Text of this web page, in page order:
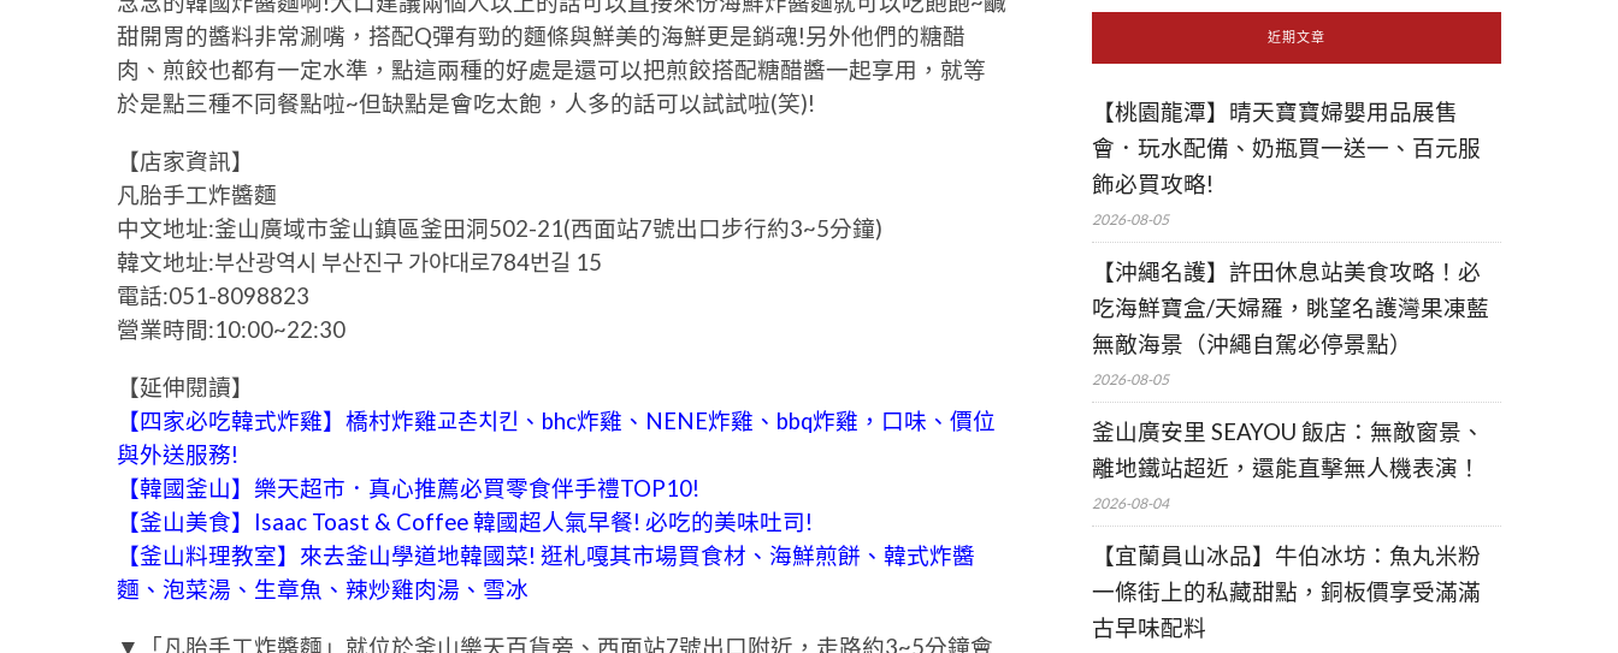
甜開胃的醬料非常涮嘴，搭配Q彈有勁的麵條與鮮美的海鮮更是銷魂!另外他們的糖醋
肉、煎餃也都有一定水準，點這兩種的好處是還可以把煎餃搭配糖醋醬一起享用，就等
於是點三種不同餐點啦~但缺點是會吃太飽，人多的話可以試試啦(笑)!
【店家資訊】
凡胎手工炸醬麵
中文地址:釜山廣域市釜山鎮區釜田洞502-21(西面站7號出口步行約3~5分鐘)
韓文地址:부산광역시 부산진구 가야대로784번길 15
電話:051-8098823
營業時間:10:00~22:30
【延伸閱讀】
【四家必吃韓式炸雞】橋村炸雞교촌치킨、bhc炸雞、NENE炸雞、bbq炸雞，口味、價位
與外送服務!
【韓國釜山】樂天超市．真心推薦必買零食伴手禮TOP10!
【釜山美食】Isaac Toast & Coffee 韓國超人氣早餐! 必吃的美味吐司!
【釜山料理教室】來去釜山學道地韓國菜! 逛札嘎其市場買食材、海鮮煎餅、韓式炸醬
麵、泡菜湯、生章魚、辣炒雞肉湯、雪冰
▼「凡胎手工炸醬麵」就位於釜山樂天百貨旁、西面站7號出口附近，走路約3~5分鐘會
近期文章
【桃園龍潭】晴天寶寶婦嬰用品展售
會．玩水配備、奶瓶買一送一、百元服
飾必買攻略!
2026-08-05
【沖繩名護】許田休息站美食攻略！必
吃海鮮寶盒/天婦羅，眺望名護灣果凍藍
無敵海景（沖繩自駕必停景點）
2026-08-05
釜山廣安里 SEAYOU 飯店：無敵窗景、
離地鐵站超近，還能直擊無人機表演！
2026-08-04
【宜蘭員山冰品】牛伯冰坊：魚丸米粉
一條街上的私藏甜點，銅板價享受滿滿
古早味配料